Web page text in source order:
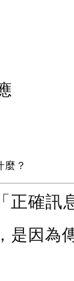
？
正確訊
是因為